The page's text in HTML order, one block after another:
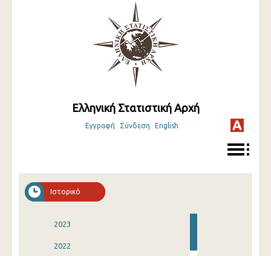
Ελληνική Στατιστική Αρχή
Εγγραφή Σύνδεση English
Ιστορικό
2023
2022